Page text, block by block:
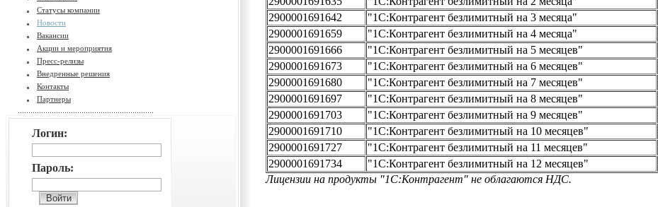
Статусы компании
Новости
Вакансии
Акции и мероприятия
Пресс-релизы
Внедренные решения
Контакты
Партнеры
Логин:
Пароль:
2900001691642
"1С:Контрагент безлимитный на 3 месяца"
2900001691659
"1С:Контрагент безлимитный на 4 месяца"
2900001691666
"1С:Контрагент безлимитный на 5 месяцев"
2900001691673
"1С:Контрагент безлимитный на 6 месяцев"
2900001691680
"1С:Контрагент безлимитный на 7 месяцев"
2900001691697
"1С:Контрагент безлимитный на 8 месяцев"
2900001691703
"1С:Контрагент безлимитный на 9 месяцев"
2900001691710
"1С:Контрагент безлимитный на 10 месяцев"
2900001691727
"1С:Контрагент безлимитный на 11 месяцев"
2900001691734
"1С:Контрагент безлимитный на 12 месяцев"
Лицензии на продукты "1С:Контрагент" не облагаются НДС.